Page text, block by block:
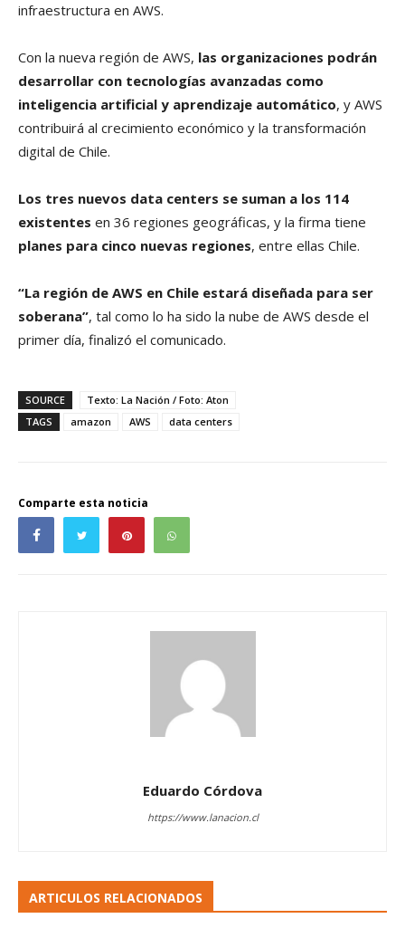
infraestructura en AWS.
Con la nueva región de AWS, las organizaciones podrán
desarrollar con tecnologías avanzadas como
inteligencia artificial y aprendizaje automático, y AWS
contribuirá al crecimiento económico y la transformación
digital de Chile.
Los tres nuevos data centers se suman a los 114
existentes en 36 regiones geográficas, y la firma tiene
planes para cinco nuevas regiones, entre ellas Chile.
“La región de AWS en Chile estará diseñada para ser
soberana”, tal como lo ha sido la nube de AWS desde el
primer día, finalizó el comunicado.
SOURCE
Texto: La Nación / Foto: Aton
TAGS
amazon AWS data centers
Comparte esta noticia
Eduardo Córdova
https://www.lanacion.cl
ARTICULOS RELACIONADOS